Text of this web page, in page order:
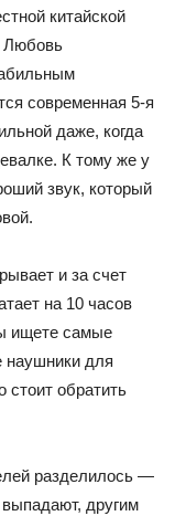
китайской
Любовь
современная 5-я
даже, когда
К тому же у
звук, который
и за счет
на 10 часов
ищете самые
наушники для
стоит обратить
разделилось —
другим